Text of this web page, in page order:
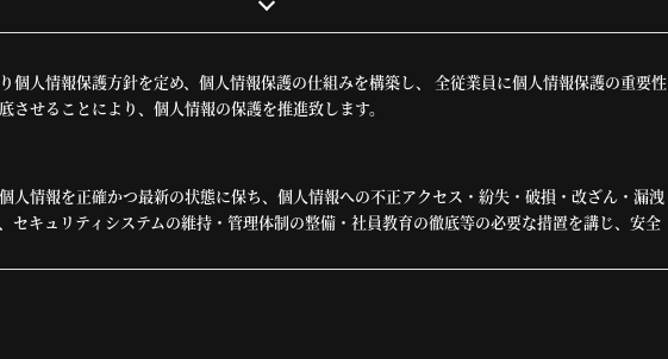
個人情報保護方針を定め、個人情報保護の仕組みを構築し、 全従業員に個人情報保護の重要性
させることにより、個人情報の保護を推進致します。
人情報を正確かつ最新の状態に保ち、個人情報への不正アクセス・紛失・破損・改ざん・漏洩
セキュリティシステムの維持・管理体制の整備・社員教育の徹底等の必要な措置を講じ、安全